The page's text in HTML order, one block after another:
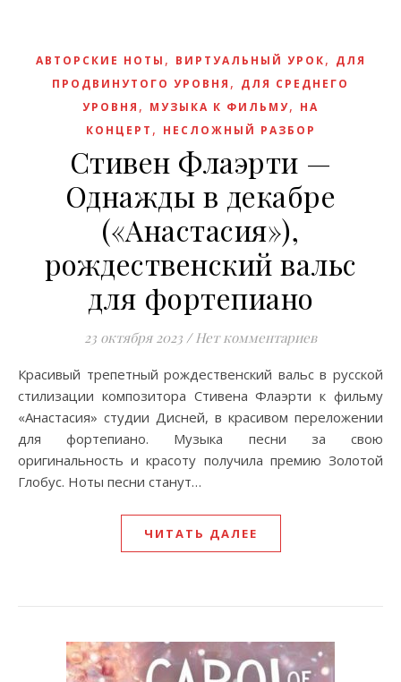
АВТОРСКИЕ НОТЫ , ВИРТУАЛЬНЫЙ УРОК, ДЛЯ
ПРОДВИНУТОГО УРОВНЯ , ДЛЯ СРЕДНЕГО
УРОВНЯ , МУЗЫКА К ФИЛЬМУ, НА
КОНЦЕРТ , НЕСЛОЖНЫЙ РАЗБОР
Стивен Флаэрти —
Однажды в декабре
(«Анастасия»),
рождественский вальс
для фортепиано
23 октября 2023 / Нет комментариев
Красивый трепетный рождественский вальс в русской
стилизации композитора Стивена Флаэрти к фильму
«Анастасия» студии Дисней, в красивом переложении
для фортепиано. Музыка песни за свою
оригинальность и красоту получила премию Золотой
Глобус. Ноты песни станут…
ЧИТАТЬ ДАЛЕЕ